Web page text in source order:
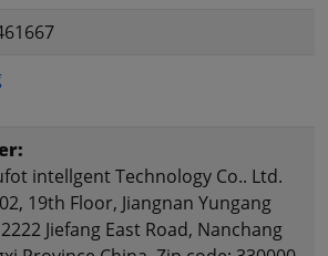
intellgent Technology Co.. Ltd.
19th Floor, Jiangnan Yungang
Jiefang East Road, Nanchang